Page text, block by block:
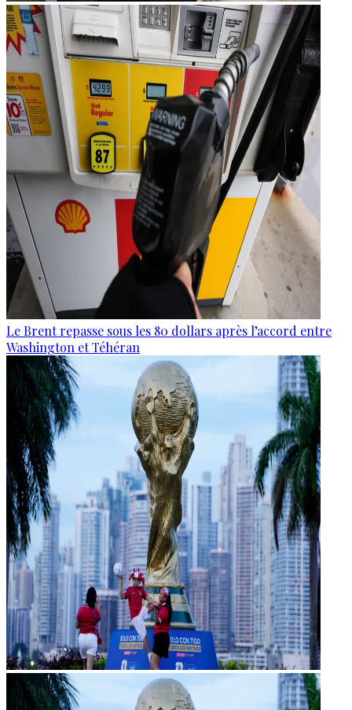
Le Brent repasse sous les 80 dollars après l’accord entre
Washington et Téhéran